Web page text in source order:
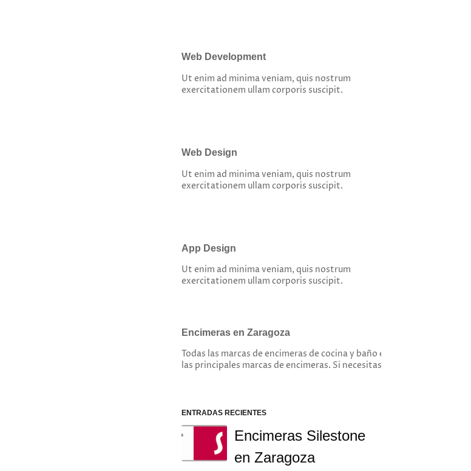
Web Development
Ut enim ad minima veniam, quis nostrum
exercitationem ullam corporis suscipit.
Web Design
Ut enim ad minima veniam, quis nostrum
exercitationem ullam corporis suscipit.
App Design
Ut enim ad minima veniam, quis nostrum
exercitationem ullam corporis suscipit.
Encimeras en Zaragoza
Todas las marcas de encimeras de cocina y baño en Zaragoza.
las principales marcas de encimeras. Si necesitas amueblar tu
ENTRADAS RECIENTES
Encimeras Silestone
en Zaragoza